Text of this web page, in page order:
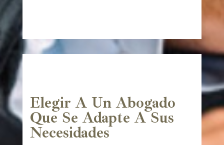
Elegir A Un Abogado
Que Se Adapte A Sus
Necesidades